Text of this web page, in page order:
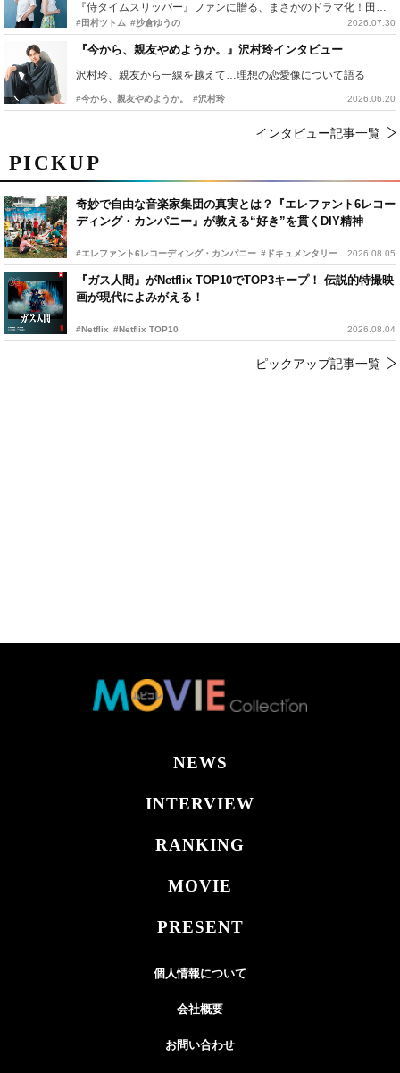
PICKUP
奇妙で自由な音楽家集団の真実とは？『エレファント6レコー
ディング・カンパニー』が教える“好き”を貫くDIY精神
#エレファント6レコーディング・カンパニー #ドキュメンタリー 2026.08.05
『ガス人間』がNetflix TOP10でTOP3キープ！ 伝説的特撮映
画が現代によみがえる！
#Netflix #Netflix TOP10 2026.08.04
ピックアップ記事一覧
『侍タイムスリッパー』ファンに贈る、まさかのドラマ化！田村ツトム×沙倉ゆうのが語る『心配無用ノ介』撮影秘話
#田村ツトム #沙倉ゆうの 2026.07.30
『今から、親友やめようか。』沢村玲インタビュー
沢村玲、親友から一線を越えて…理想の恋愛像について語る
#今から、親友やめようか。 #沢村玲 2026.06.20
インタビュー記事一覧
NEWS
INTERVIEW
RANKING
MOVIE
PRESENT
個人情報について
会社概要
お問い合わせ